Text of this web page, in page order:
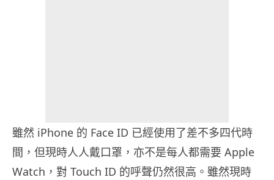
雖然 iPhone 的 Face ID 已經使用了差不多四代時
間，但現時人人戴口罩，亦不是每人都需要 Apple
Watch，對 Touch ID 的呼聲仍然很高。雖然現時